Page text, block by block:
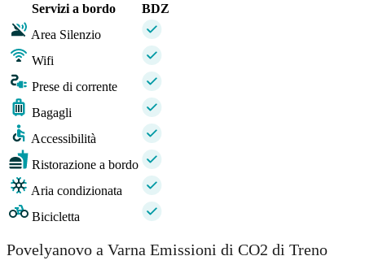
Servizi a bordo
BDZ
Area Silenzio
Wifi
Prese di corrente
Bagagli
Accessibilità
Ristorazione a bordo
Aria condizionata
Bicicletta
Povelyanovo a Varna Emissioni di CO2 di Treno